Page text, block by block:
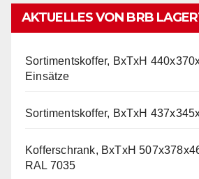
AKTUELLES VON BRB
Sortimentskoffer, BxTxH
Einsätze
Sortimentskoffer, BxTxH
Kofferschrank, BxTxH
RAL 7035